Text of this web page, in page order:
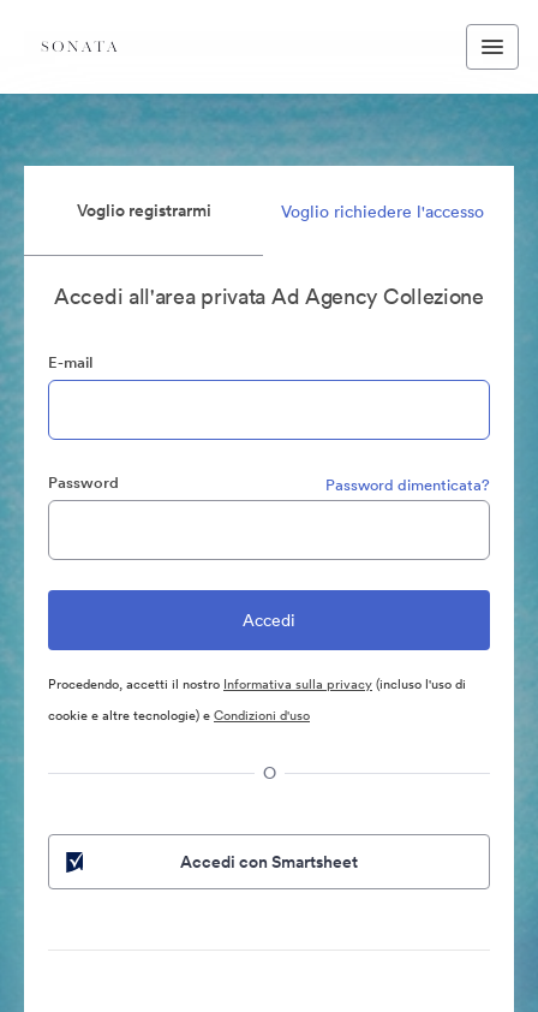
Voglio registrarmi Voglio richiedere l'accesso
Accedi all'area privata Ad Agency Collezione
E-mail
Password Password dimenticata?
Procedendo, accetti il nostro Informativa sulla privacy(incluso l'uso di
cookie e altre tecnologie) eCondizioni d'uso
O
Accedi con Smartsheet